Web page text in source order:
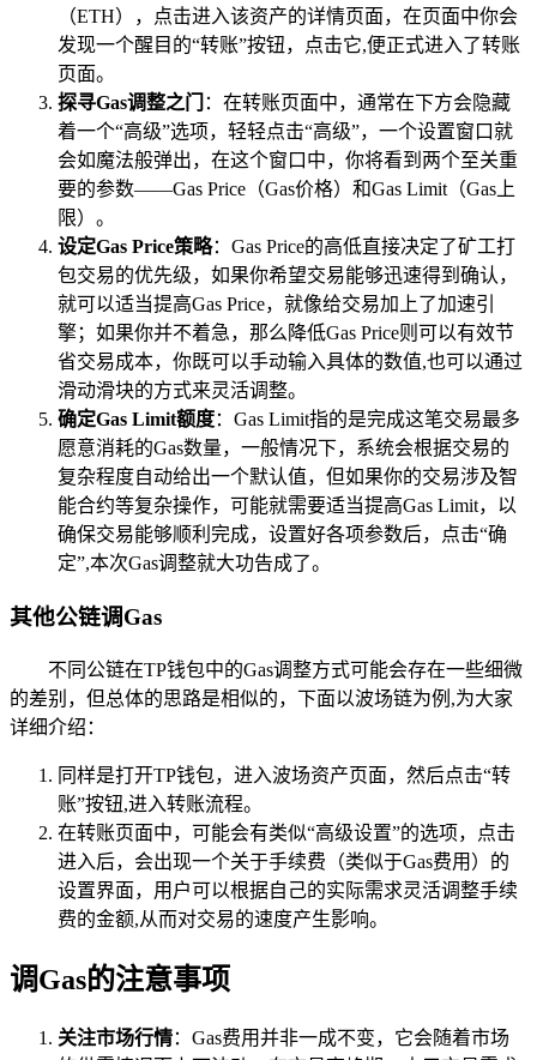
（ETH），点击进入该资产的详情页面，在页面中你会
发现一个醒目的“转账”按钮，点击它,便正式进入了转账
页面。
探寻Gas调整之门
：在转账页面中，通常在下方会隐藏
着一个“高级”选项，轻轻点击“高级”，一个设置窗口就
会如魔法般弹出，在这个窗口中，你将看到两个至关重
要的参数——Gas Price（Gas价格）和Gas Limit（Gas上
限）。
设定Gas Price策略：Gas Price的高低直接决定了矿工打
包交易的优先级，如果你希望交易能够迅速得到确认，
就可以适当提高Gas Price，就像给交易加上了加速引
擎；如果你并不着急，那么降低Gas Price则可以有效节
省交易成本，你既可以手动输入具体的数值,也可以通过
滑动滑块的方式来灵活调整。
确定Gas Limit额度：Gas Limit指的是完成这笔交易最多
愿意消耗的Gas数量，一般情况下，系统会根据交易的
复杂程度自动给出一个默认值，但如果你的交易涉及智
能合约等复杂操作，可能就需要适当提高Gas Limit，以
确保交易能够顺利完成，设置好各项参数后，点击“确
定”,本次Gas调整就大功告成了。
其他公链调Gas
不同公链在TP钱包中的Gas调整方式可能会存在一些细微
的差别，但总体的思路是相似的，下面以波场链为例,为大家
详细介绍：
同样是打开TP钱包，进入波场资产页面，然后点击“转
账”按钮,进入转账流程。
在转账页面中，可能会有类似“高级设置”的选项，点击
进入后，会出现一个关于手续费（类似于Gas费用）的
设置界面，用户可以根据自己的实际需求灵活调整手续
费的金额,从而对交易的速度产生影响。
调Gas的注意事项
关注市场行情：Gas费用并非一成不变，它会随着市场